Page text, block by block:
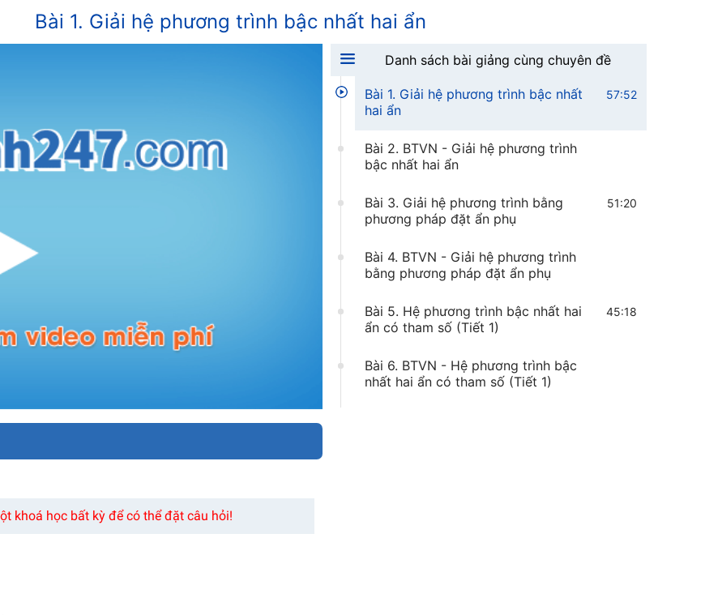
Bài 1. Giải hệ phương trình bậc nhất hai ẩn
khoá học bất kỳ để có thể đặt câu hỏi!
Danh sách bài giảng cùng chuyên đề
Bài 1. Giải hệ phương trình bậc nhất
hai ẩn
57:52
Bài 2. BTVN - Giải hệ phương trình
bậc nhất hai ẩn
Bài 3. Giải hệ phương trình bằng
phương pháp đặt ẩn phụ
51:20
Bài 4. BTVN - Giải hệ phương trình
bằng phương pháp đặt ẩn phụ
Bài 5. Hệ phương trình bậc nhất hai
ẩn có tham số (Tiết 1)
45:18
Bài 6. BTVN - Hệ phương trình bậc
nhất hai ẩn có tham số (Tiết 1)